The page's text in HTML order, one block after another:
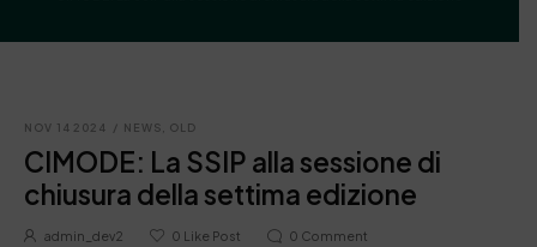
NOV 14 2024 / NEWS, OLD
CIMODE: La SSIP alla sessione di
chiusura della settima edizione
admin_dev2 0 Like Post 0 Comment